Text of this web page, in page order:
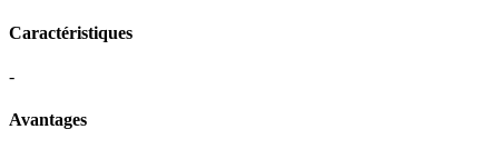
Caractéristiques
-
Avantages